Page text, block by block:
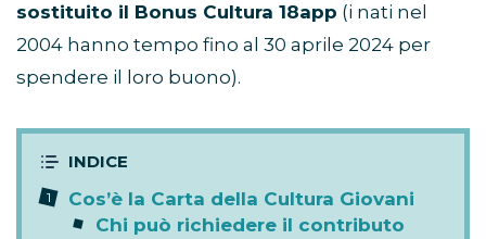
sostituito il Bonus Cultura 18app (i nati nel
2004 hanno tempo fino al 30 aprile 2024 per
spendere il loro buono).
Cos’è la Carta della Cultura Giovani
Chi può richiedere il contributo